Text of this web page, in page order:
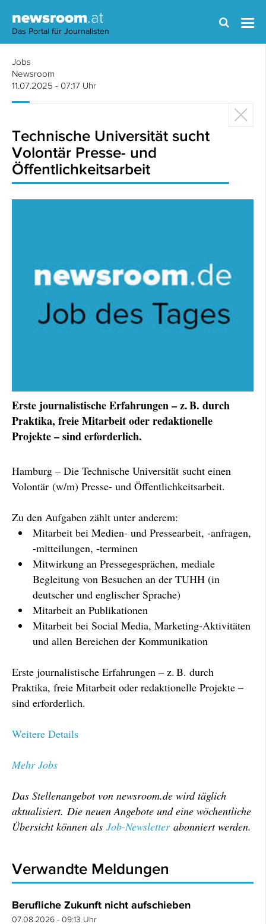
newsroom.at
Das Portal für Journalisten
Jobs
Newsroom
11.07.2025 - 07:17 Uhr
Technische Universität sucht
Volontär Presse- und
Öffentlichkeitsarbeit
Erste journalistische Erfahrungen – z. B. durch
Praktika, freie Mitarbeit oder redaktionelle
Projekte – sind erforderlich.
Hamburg – Die Technische Universität sucht einen
Volontär (w/m) Presse- und Öffentlichkeitsarbeit.
Zu den Aufgaben zählt unter anderem:
Mitarbeit bei Medien- und Pressearbeit, -anfragen,
-mitteilungen, -terminen
Mitwirkung an Pressegesprächen, mediale
Begleitung von Besuchen an der TUHH (in
deutscher und englischer Sprache)
Mitarbeit an Publikationen
Mitarbeit bei Social Media, Marketing-Aktivitäten
und allen Bereichen der Kommunikation
Erste journalistische Erfahrungen – z. B. durch
Praktika, freie Mitarbeit oder redaktionelle Projekte –
sind erforderlich.
Weitere Details
Mehr Jobs
Das Stellenangebot von newsroom.de wird täglich
aktualisiert. Die neuen Angebote und eine wöchentliche
Übersicht können als Job-Newsletterabonniert werden.
Verwandte Meldungen
Berufliche Zukunft nicht aufschieben
07.08.2026 - 09:13 Uhr